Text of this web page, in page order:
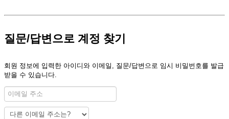
질문/답변으로 계정 찾기
회원 정보에 입력한 아이디와 이메일, 질문/답변으로 임시 비밀번호를 발급
받을 수 있습니다.